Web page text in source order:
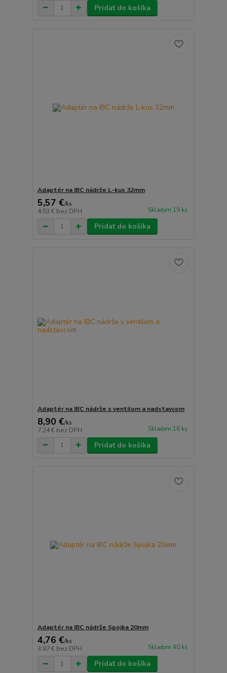
Pridať do košíka
Adaptér na IBC nádrže L-kus 32mm
5,57 €/ks
4,53 € bez DPH Skladom 19 ks
Pridať do košíka
Adaptér na IBC nádrže s ventilom a nadstavcom
8,90 €/ks
7,24 € bez DPH Skladom 16 ks
Pridať do košíka
Adaptér na IBC nádrže Spojka 20mm
4,76 €/ks
3,87 € bez DPH Skladom 40 ks
Pridať do košíka